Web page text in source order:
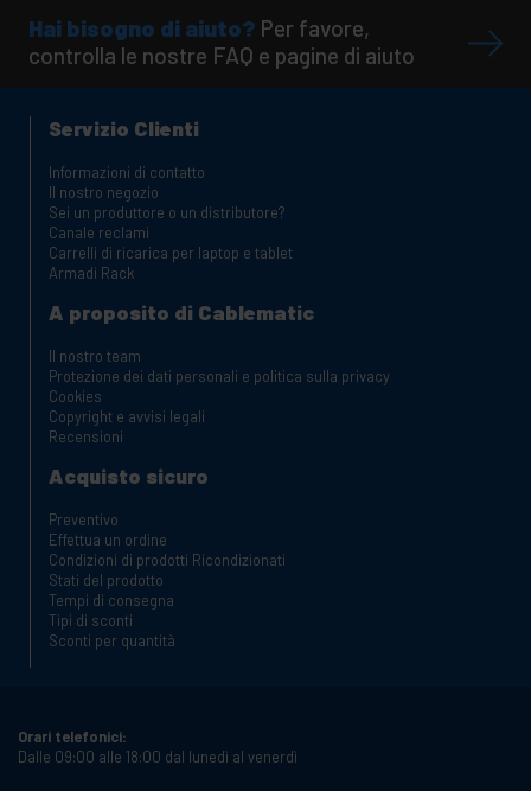
Hai bisogno di aiuto? Per favore,
controlla le nostre FAQ e pagine di aiuto
Servizio Clienti
Informazioni di contatto
Il nostro negozio
Sei un produttore o un distributore?
Canale reclami
Carrelli di ricarica per laptop e tablet
Armadi Rack
A proposito di Cablematic
Il nostro team
Protezione dei dati personali e politica sulla privacy
Cookies
Copyright e avvisi legali
Recensioni
Acquisto sicuro
Preventivo
Effettua un ordine
Condizioni di prodotti Ricondizionati
Stati del prodotto
Tempi di consegna
Tipi di sconti
Sconti per quantità
Orari telefonici:
Dalle 09:00 alle 18:00 dal lunedì al venerdì